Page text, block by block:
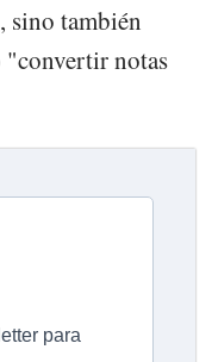
sino también
"convertir notas